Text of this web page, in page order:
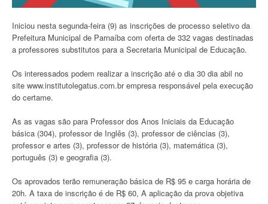
Iniciou nesta segunda-feira (9) as inscrições de processo seletivo da
Prefeitura Municipal de Parnaíba com oferta de 332 vagas destinadas
a professores substitutos para a Secretaria Municipal de Educação.
Os interessados podem realizar a inscrição até o dia 30 dia abil no
site www.institutolegatus.com.br empresa responsável pela execução
do certame.
As as vagas são para Professor dos Anos Iniciais da Educação
básica (304), professor de Inglês (3), professor de ciências (3),
professor e artes (3), professor de história (3), matemática (3),
português (3) e geografia (3).
Os aprovados terão remuneração básica de R$ 95 e carga horária de
20h. A taxa de inscrição é de R$ 60, A aplicação da prova objetiva